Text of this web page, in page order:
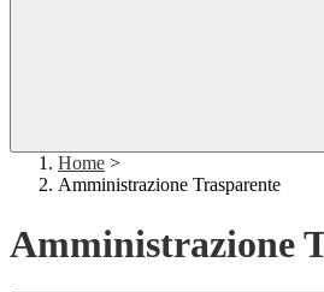
Home >
Amministrazione Trasparente
Amministrazione